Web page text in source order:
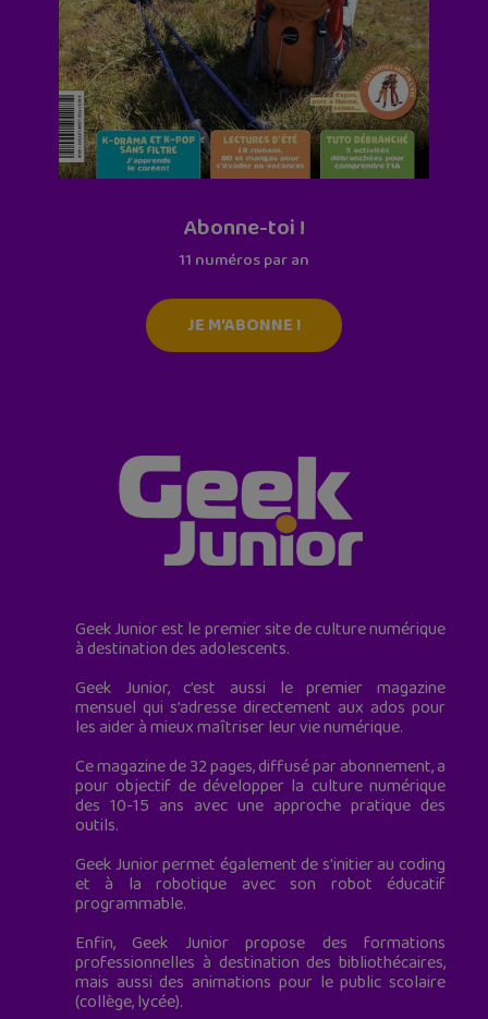
Abonne-toi !
11 numéros par an
JE M'ABONNE !
Geek Junior est le premier site de culture numérique
à destination des adolescents.
Geek Junior, c’est aussi le premier magazine
mensuel qui s’adresse directement aux ados pour
les aider à mieux maîtriser leur vie numérique.
Ce magazine de 32 pages, diffusé par abonnement, a
pour objectif de développer la culture numérique
des 10-15 ans avec une approche pratique des
outils.
Geek Junior permet également de s'initier au coding
et à la robotique avec son robot éducatif
programmable.
Enfin, Geek Junior propose des formations
professionnelles à destination des bibliothécaires,
mais aussi des animations pour le public scolaire
(collège, lycée).